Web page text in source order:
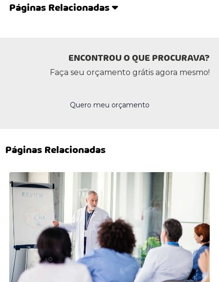
Páginas Relacionadas
ENCONTROU O QUE PROCURAVA?
Faça seu orçamento grátis agora mesmo!
Quero meu orçamento
Páginas Relacionadas